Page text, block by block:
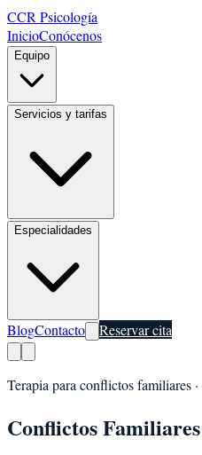
CCR Psicología
InicioConócenos
Equipo
Servicios y tarifas
Especialidades
BlogContacto Reservar cita
Terapia para conflictos familiares ·
Conflictos Familiares